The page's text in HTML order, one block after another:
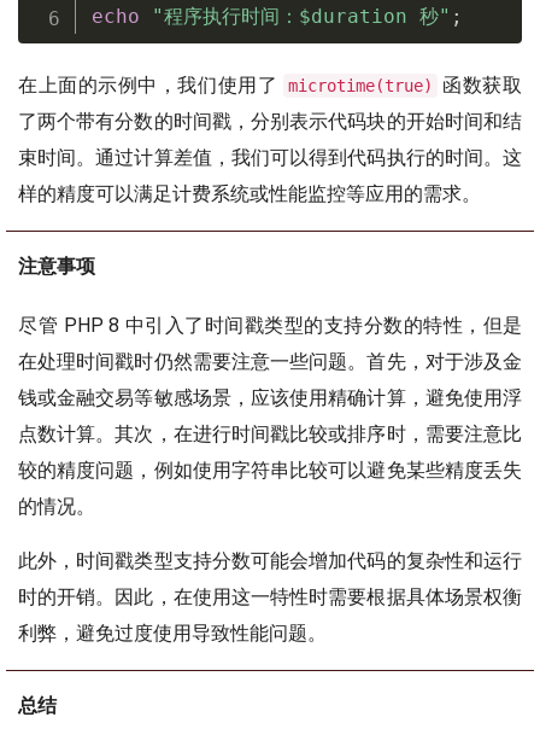
echo
"程序执行时间： $duration 秒" ;
在上面的示例中，我们使用了 microtime(true)
函数获取
了两个带有分数的时间戳，分别表示代码块的开始时间和结
束时间。通过计算差值，我们可以得到代码执行的时间。这
样的精度可以满足计费系统或性能监控等应用的需求。
注意事项
尽管 PHP 8 中引入了时间戳类型的支持分数的特性，但是
在处理时间戳时仍然需要注意一些问题。首先，对于涉及金
钱或金融交易等敏感场景，应该使用精确计算，避免使用浮
点数计算。其次，在进行时间戳比较或排序时，需要注意比
较的精度问题，例如使用字符串比较可以避免某些精度丢失
的情况。
此外，时间戳类型支持分数可能会增加代码的复杂性和运行
时的开销。因此，在使用这一特性时需要根据具体场景权衡
利弊，避免过度使用导致性能问题。
总结